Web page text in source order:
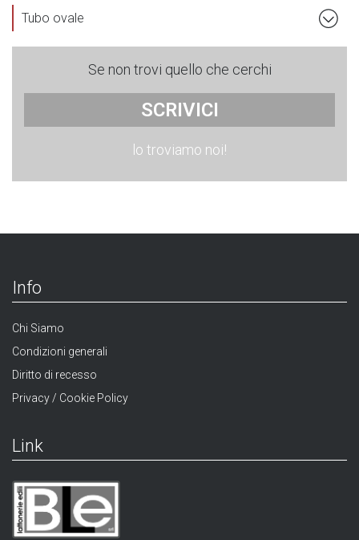
Tubo ovale
Se non trovi quello che cerchi
SCRIVICI
lo troviamo noi!
Info
Chi Siamo
Condizioni generali
Diritto di recesso
Privacy / Cookie Policy
Link